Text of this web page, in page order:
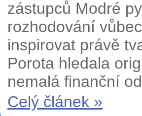
zástupců Modré
rozhodování
inspirovat právě
Porota hledala
nemalá finanční
Celý článek »